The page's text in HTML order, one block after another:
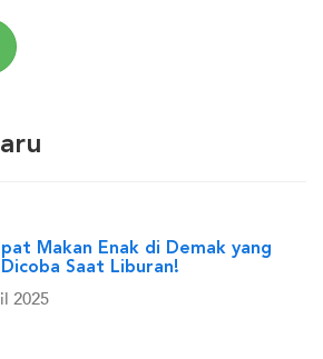
Makan Enak di Demak yang
Saat Liburan!
2025